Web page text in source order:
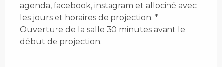
agenda, facebook, instagram et allociné avec
les jours et horaires de projection. *
Ouverture de la salle 30 minutes avant le
début de projection.